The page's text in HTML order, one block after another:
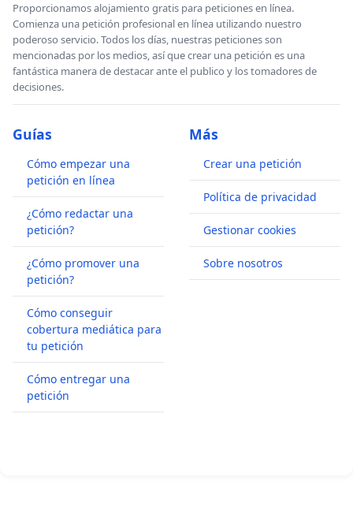
Proporcionamos alojamiento gratis para peticiones en línea.
Comienza una petición profesional en línea utilizando nuestro
poderoso servicio. Todos los días, nuestras peticiones son
mencionadas por los medios, así que crear una petición es una
fantástica manera de destacar ante el publico y los tomadores de
decisiones.
Guías
Cómo empezar una
petición en línea
¿Cómo redactar una
petición?
¿Cómo promover una
petición?
Cómo conseguir
cobertura mediática para
tu petición
Cómo entregar una
petición
Más
Crear una petición
Política de privacidad
Gestionar cookies
Sobre nosotros